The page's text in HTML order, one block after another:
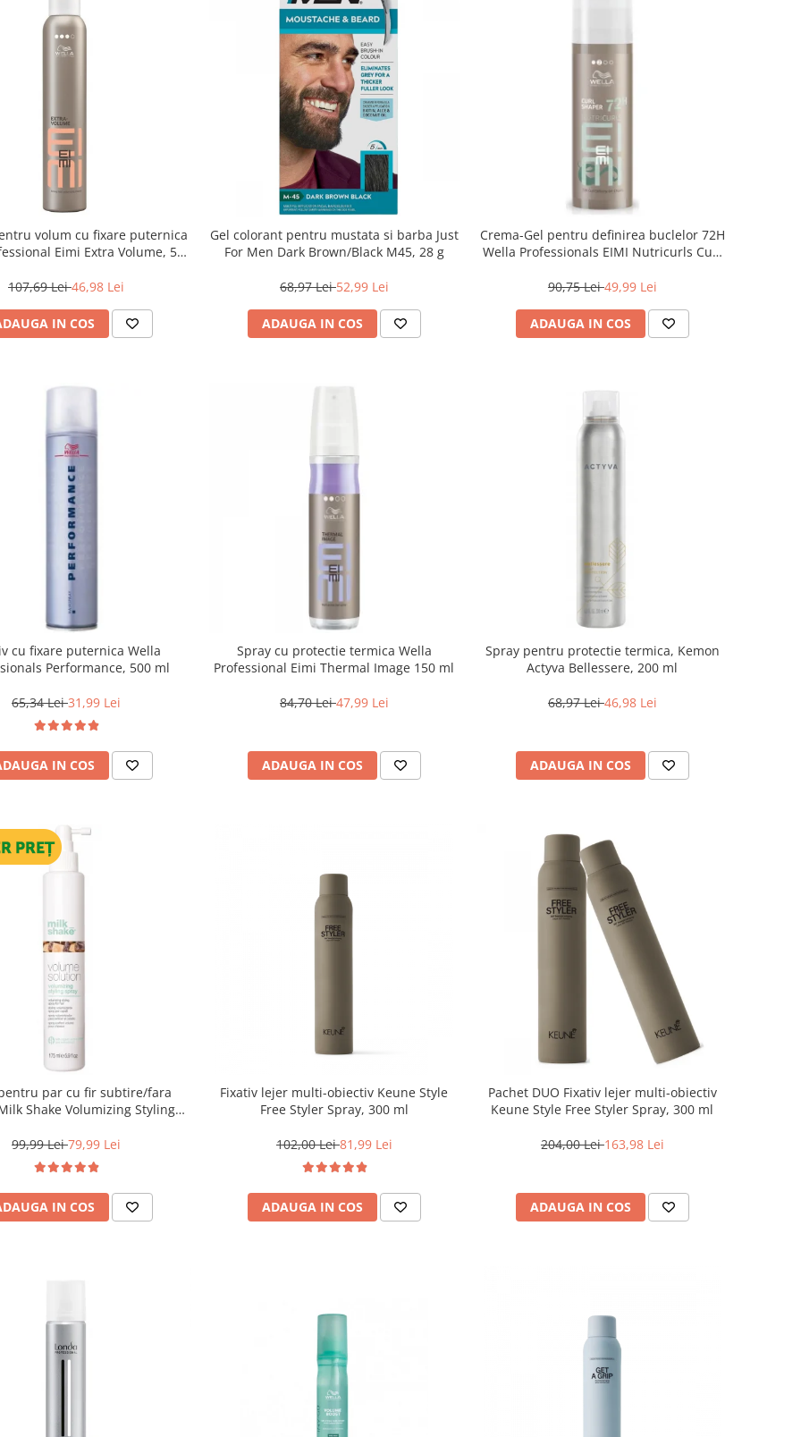
volum cu fixare puternica
Eimi Extra Volume, 500
107,69 Lei46,98 Lei
IN COS
Gel colorant pentru mustata si barba Just
For Men Dark Brown/Black M45, 28 g
68,97 Lei52,99 Lei
ADAUGA IN COS
Crema-Gel pentru definirea buclelor 72H
Wella Professionals EIMI Nutricurls Curl
90,75 Lei49,99 Lei
ADAUGA IN COS
cu fixare puternica Wella
Performance, 500 ml
65,34 Lei31,99 Lei
IN COS
Spray cu protectie termica Wella
Professional Eimi Thermal Image 150 ml
84,70 Lei47,99 Lei
ADAUGA IN COS
Spray pentru protectie termica, Kemon
Actyva Bellessere, 200 ml
68,97 Lei46,98 Lei
ADAUGA IN COS
par cu fir subtire/fara
99,99 Lei79,99 Lei
IN COS
Fixativ lejer multi-obiectiv Keune Style
Free Styler Spray, 300 ml
102,00 Lei81,99 Lei
ADAUGA IN COS
Pachet DUO Fixativ lejer multi-obiectiv
Keune Style Free Styler Spray, 300 ml
204,00 Lei163,98 Lei
ADAUGA IN COS